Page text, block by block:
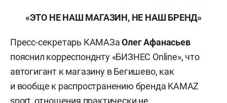
«ЭТО НЕ НАШ МАГАЗИН, НЕ НАШ БРЕНД»
Пресс-секретарь КАМАЗаОлег Афанасьев
пояснил корреспонднту «БИЗНЕС Online», что
автогигант к магазину в Бегишево, как
и вообще к распространению бренда KAMAZ
sport, отношения практически не